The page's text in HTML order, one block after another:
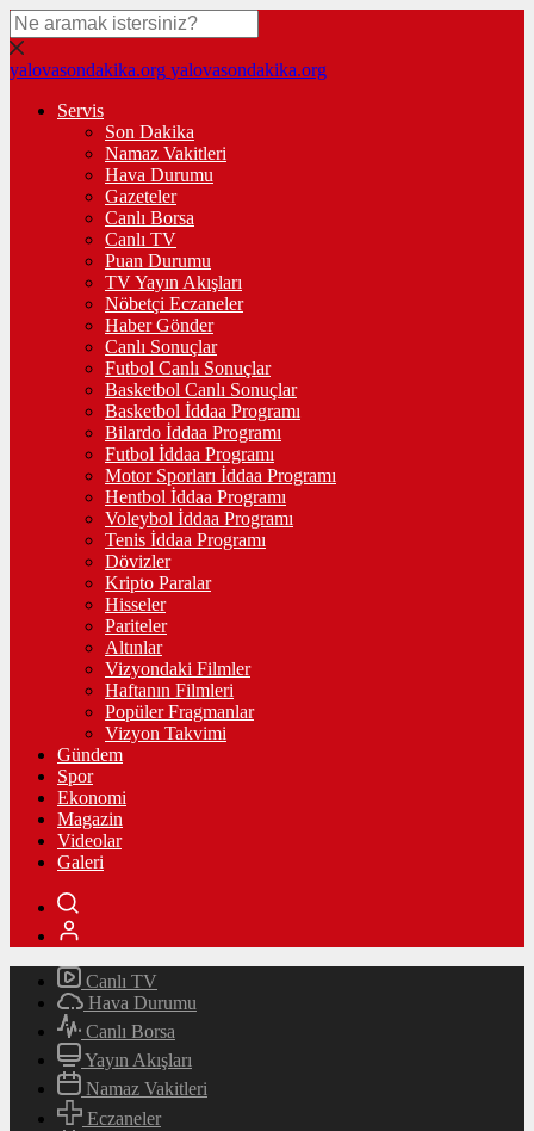
yalovasondakika.org yalovasondakika.org
Servis
Son Dakika
Namaz Vakitleri
Hava Durumu
Gazeteler
Canlı Borsa
Canlı TV
Puan Durumu
TV Yayın Akışları
Nöbetçi Eczaneler
Haber Gönder
Canlı Sonuçlar
Futbol Canlı Sonuçlar
Basketbol Canlı Sonuçlar
Basketbol İddaa Programı
Bilardo İddaa Programı
Futbol İddaa Programı
Motor Sporları İddaa Programı
Hentbol İddaa Programı
Voleybol İddaa Programı
Tenis İddaa Programı
Dövizler
Kripto Paralar
Hisseler
Pariteler
Altınlar
Vizyondaki Filmler
Haftanın Filmleri
Popüler Fragmanlar
Vizyon Takvimi
Gündem
Spor
Ekonomi
Magazin
Videolar
Galeri
Canlı TV
Hava Durumu
Canlı Borsa
Yayın Akışları
Namaz Vakitleri
Eczaneler